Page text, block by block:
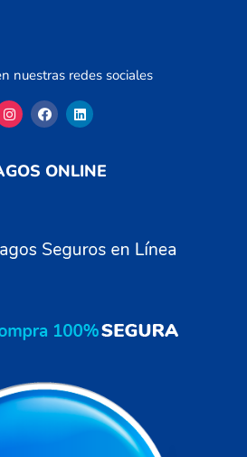
nuestras redes sociales
ONLINE